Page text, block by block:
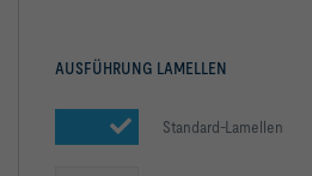
AUSFÜHRUNG LAMELLEN
Standard-Lamellen